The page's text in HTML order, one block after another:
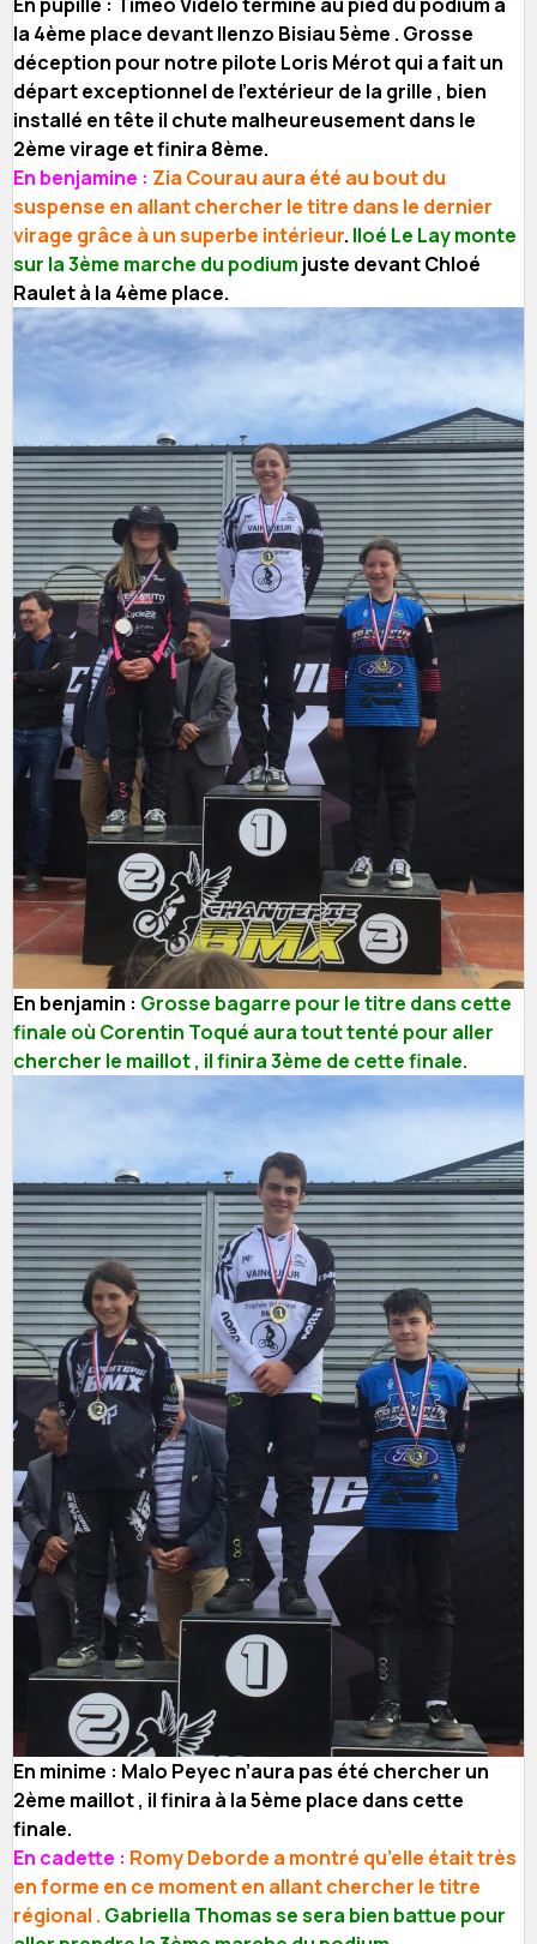
la 4ème place devant Ilenzo Bisiau 5ème . Grosse
déception pour notre pilote Loris Mérot qui a fait un
départ exceptionnel de l’extérieur de la grille , bien
installé en tête il chute malheureusement dans le
2ème virage et finira 8ème.
En benjamine : Zia Courau aura été au bout du
suspense en allant chercher le titre dans le dernier
virage grâce à un superbe intérieur. Iloé Le Lay monte
sur la 3ème marche du podium juste devant Chloé
Raulet à la 4ème place.
En benjamin : Grosse bagarre pour le titre dans cette
finale où Corentin Toqué aura tout tenté pour aller
chercher le maillot , il finira 3ème de cette finale.
En minime : Malo Peyec n’aura pas été chercher un
2ème maillot , il finira à la 5ème place dans cette
finale.
En cadette : Romy Deborde a montré qu’elle était très
en forme en ce moment en allant chercher le titre
régional . Gabriella Thomas se sera bien battue pour